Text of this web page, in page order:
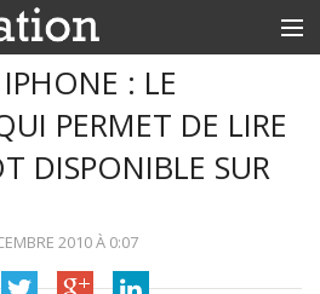
: LE
PERMET DE LIRE
DISPONIBLE SUR
2010À 0:07